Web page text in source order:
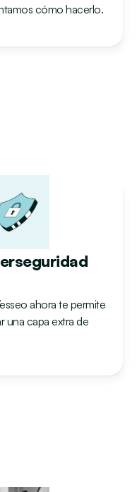
cómo hacerlo.
ahora te permite
una capa extra de